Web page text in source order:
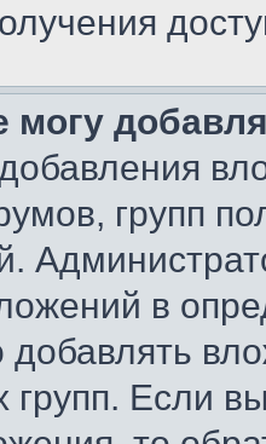
могу
групп
в
добавлять
групп. Если